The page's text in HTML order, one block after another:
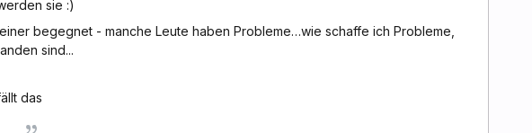
sie :)
begegnet - manche Leute haben Probleme…wie schaffe ich Probleme,
sind...
das